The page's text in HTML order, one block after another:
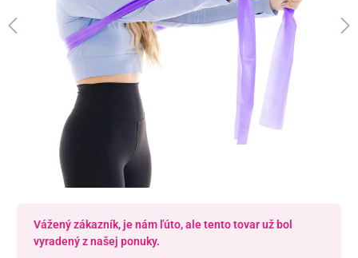
Vážený zákazník, je nám ľúto, ale tento tovar už bol
vyradený z našej ponuky.